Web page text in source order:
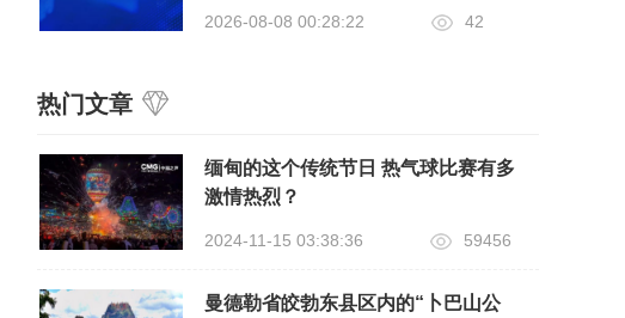
2026-08-08 00:28:22 42
热门文章
缅甸的这个传统节日 热气球比赛有多
激情热烈？
2024-11-15 03:38:36 59456
曼德勒省皎勃东县区内的“卜巴山公